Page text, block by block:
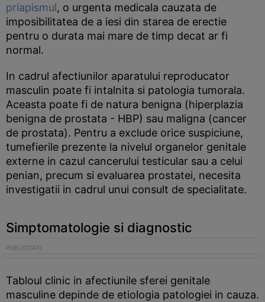
priapismul, o urgenta medicala cauzata de
imposibilitatea de a iesi din starea de erectie
pentru o durata mai mare de timp decat ar fi
normal.
In cadrul afectiunilor aparatului reproducator
masculin poate fi intalnita si patologia tumorala.
Aceasta poate fi de natura benigna (hiperplazia
benigna de prostata - HBP) sau maligna (cancer
de prostata). Pentru a exclude orice suspiciune,
tumefierile prezente la nivelul organelor genitale
externe in cazul cancerului testicular sau a celui
penian, precum si evaluarea prostatei, necesita
investigatii in cadrul unui consult de specialitate.
Simptomatologie si diagnostic
Tabloul clinic in afectiunile sferei genitale
masculine depinde de etiologia patologiei in cauza.